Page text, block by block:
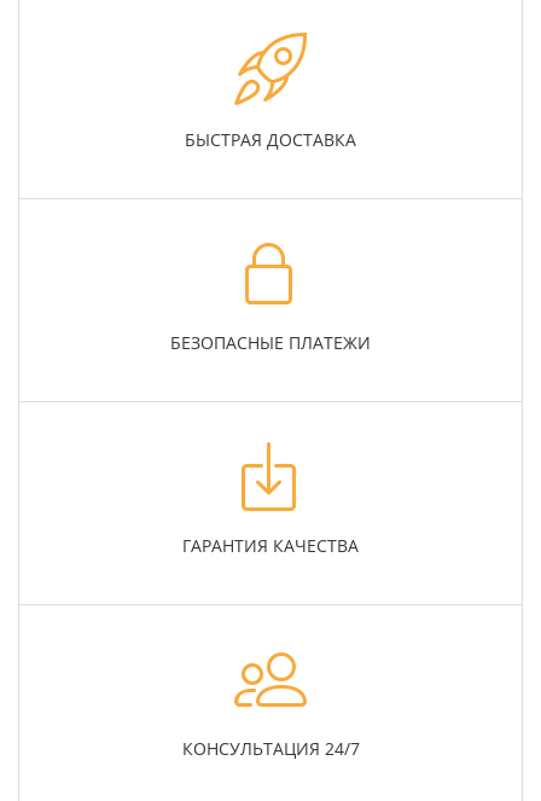
БЫСТРАЯ ДОСТАВКА
БЕЗОПАСНЫЕ ПЛАТЕЖИ
ГАРАНТИЯ КАЧЕСТВА
КОНСУЛЬТАЦИЯ 24/7